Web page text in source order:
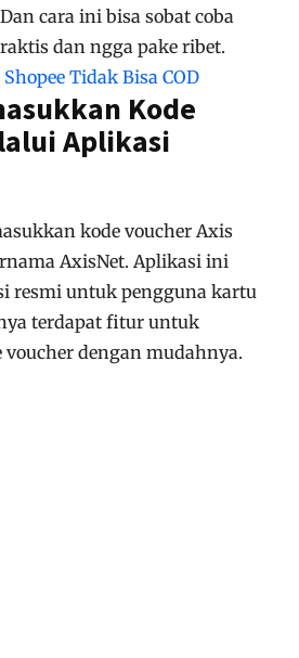
cara ini bisa sobat coba
dan ngga pake ribet.
Tidak Bisa COD
Kode
Aplikasi
kode voucher Axis
AxisNet. Aplikasi ini
resmi untuk pengguna kartu
terdapat fitur untuk
dengan mudahnya.